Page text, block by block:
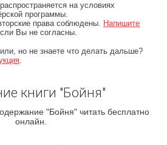
на условиях
программы.
права соблюдены. Напишите
Вы не согласны.
но не знаете что делать дальше?
.
книги "Бойня"
"Бойня" читать бесплатно
онлайн.